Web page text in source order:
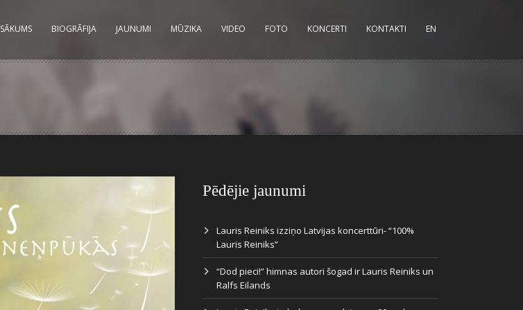
SĀKUMS BIOGRĀFIJA JAUNUMI MŪZIKA VIDEO FOTO KONCERTI KONTAKTI EN
Pēdējie jaunumi
Lauris Reiniks izziņo Latvijas koncerttūri- “100%
Lauris Reiniks”
“Dod pieci!” himnas autori šogad ir Lauris Reiniks un
Ralfs Eilands